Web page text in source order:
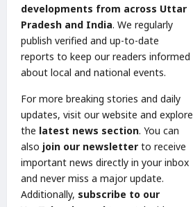
developments from across Uttar
Pradesh and India. We regularly
publish verified and up-to-date
reports to keep our readers informed
about local and national events.
For more breaking stories and daily
updates, visit our website and explore
the latest news section. You can
also join our newsletter to receive
important news directly in your inbox
and never miss a major update.
Additionally, subscribe to our